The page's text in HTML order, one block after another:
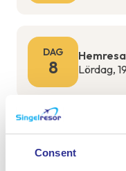
Consent
DAG
8
Hemresa
Lördag,
Om resan